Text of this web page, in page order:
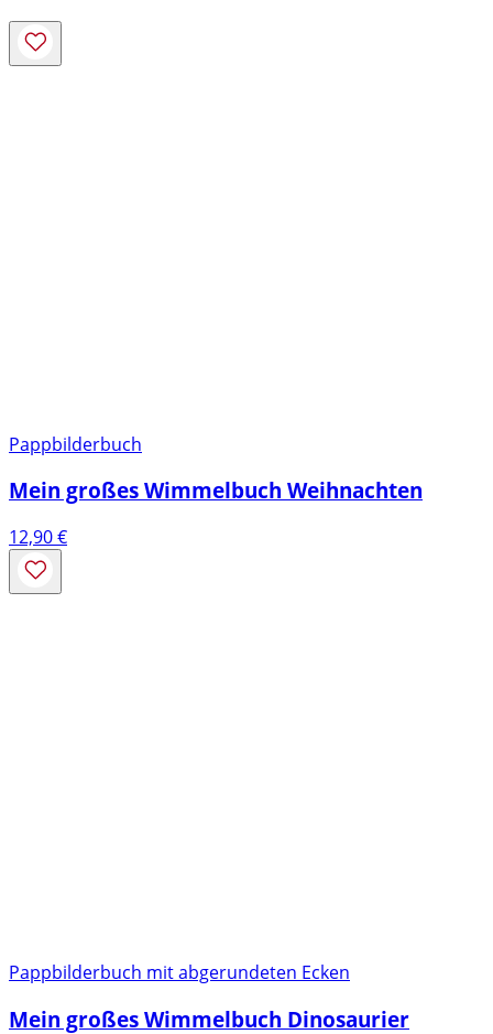
Pappbilderbuch
Mein großes Wimmelbuch Weihnachten
12,90€
Pappbilderbuch mit abgerundeten Ecken
Mein großes Wimmelbuch Dinosaurier